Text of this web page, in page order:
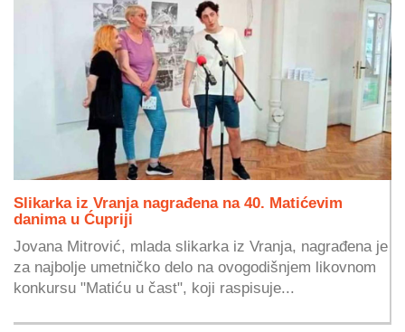
Slikarka iz Vranja nagrađena na 40. Matićevim
danima u Ćupriji
Jovana Mitrović, mlada slikarka iz Vranja, nagrađena je
za najbolje umetničko delo na ovogodišnjem likovnom
konkursu "Matiću u čast", koji raspisuje...